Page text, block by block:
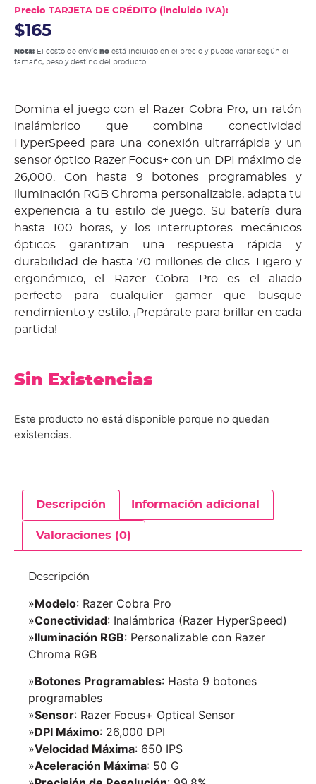
Precio TARJETA DE CRÉDITO (incluido IVA):
$165
Nota: El costo de envío no está incluido en el precio y puede variar según el
tamaño, peso y destino del producto.
Domina el juego con el Razer Cobra Pro, un ratón
inalámbrico que combina conectividad
HyperSpeed para una conexión ultrarrápida y un
sensor óptico Razer Focus+ con un DPI máximo de
26,000. Con hasta 9 botones programables y
iluminación RGB Chroma personalizable, adapta tu
experiencia a tu estilo de juego. Su batería dura
hasta 100 horas, y los interruptores mecánicos
ópticos garantizan una respuesta rápida y
durabilidad de hasta 70 millones de clics. Ligero y
ergonómico, el Razer Cobra Pro es el aliado
perfecto para cualquier gamer que busque
rendimiento y estilo. ¡Prepárate para brillar en cada
partida!
Sin Existencias
Este producto no está disponible porque no quedan
existencias.
Descripción Información adicional
Valoraciones (0)
Descripción
»Modelo: Razer Cobra Pro
»Conectividad: Inalámbrica (Razer HyperSpeed)
»Iluminación RGB: Personalizable con Razer
Chroma RGB
»Botones Programables: Hasta 9 botones
programables
»Sensor: Razer Focus+ Optical Sensor
»DPI Máximo: 26,000 DPI
»Velocidad Máxima: 650 IPS
»Aceleración Máxima: 50 G